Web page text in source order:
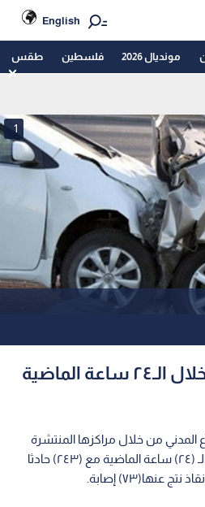
English
مونديال 2026 فلسطين طقس
1
المدني من خلال مراكزها المنتشرة
في جميع أنحاء المملكة خلال الـ (٢٤) ساعة الماضية مع (٢٤٣) حادثا
عنها(٧٣) إصابة.